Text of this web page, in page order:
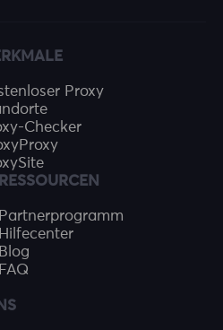
Proxy
Checker
RESSOURCEN
Partnerprogramm
Hilfecenter
Blog
FAQ